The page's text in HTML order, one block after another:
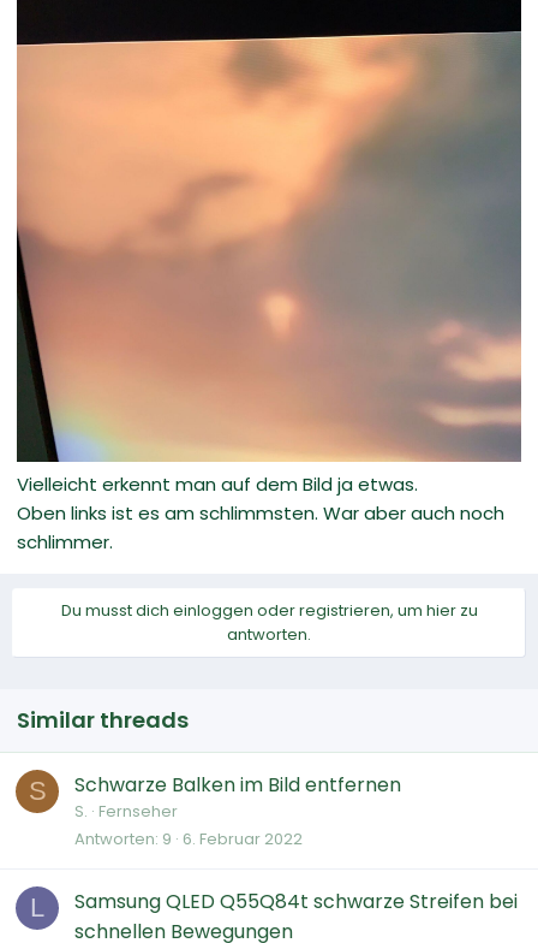
Vielleicht erkennt man auf dem Bild ja etwas.
Oben links ist es am schlimmsten. War aber auch noch
schlimmer.
Du musst dich einloggen oder registrieren, um hier zu
antworten.
Similar threads
S Schwarze Balken im Bild entfernen
S. Fernseher
Antworten 9 6. Februar 2022
L
Samsung QLED Q55Q84t schwarze Streifen bei
schnellen Bewegungen